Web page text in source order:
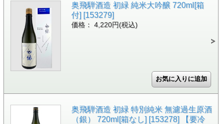
奥飛騨酒造 初緑 純米大吟醸 720ml[箱
付] [153279]
価格： 4,220円(税込)
奥飛騨酒造 初緑 特別純米 無濾過生原酒
（銀） 720ml[箱なし] [153278] 【要冷